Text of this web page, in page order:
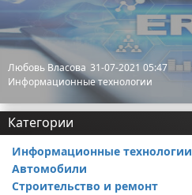
Любовь Власова 31-07-2021 05:47
Информационные технологии
Категории
Информационные технологии
Тесты и обзоры устройств
Автомобили
Ремонт авто
Строительство и ремонт